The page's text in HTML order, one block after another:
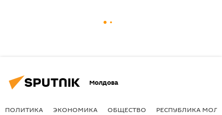
Молдова
ПОЛИТИКА ЭКОНОМИКА ОБЩЕСТВО РЕСПУБЛИКА